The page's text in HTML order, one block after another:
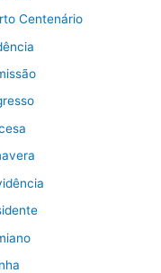
Centenário